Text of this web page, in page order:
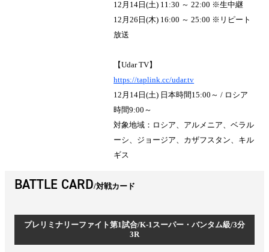
12月14日(土) 11:30 ～ 22:00 ※生中継
12月26日(木) 16:00 ～ 25:00 ※リピート
放送
【Udar TV】
https://taplink.cc/udar.tv
12月14日(土) 日本時間15:00～ / ロシア
時間9:00～
対象地域：ロシア、アルメニア、ベラル
ーシ、ジョージア、カザフスタン、キル
ギス
BATTLE CARD 対戦カード
プレリミナリーファイト第1試合/K-1スーパー・バンタム級/3分
3R